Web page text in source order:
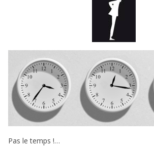
Pas le temps !…